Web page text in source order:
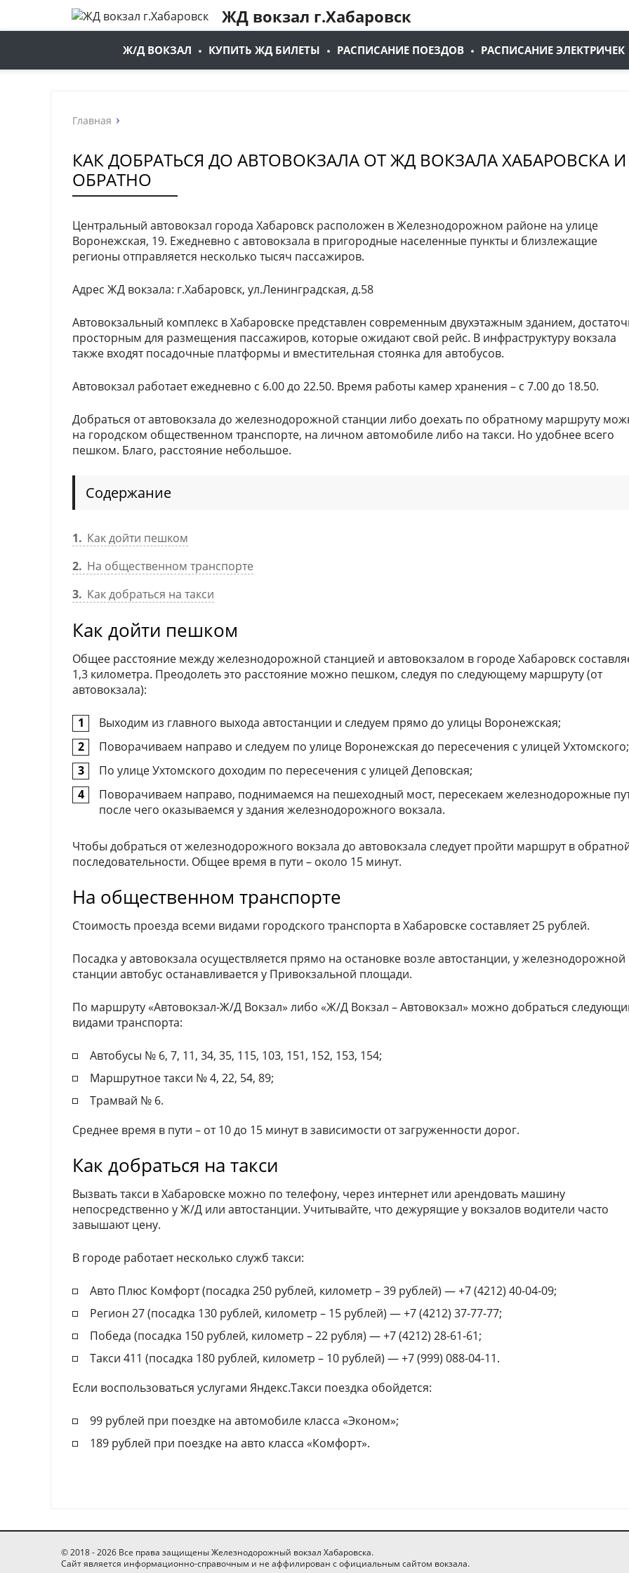
ЖД вокзал г.Хабаровск
Ж/Д ВОКЗАЛ КУПИТЬ ЖД БИЛЕТЫ РАСПИСАНИЕ ПОЕЗДОВ РАСПИСАНИЕ ЭЛЕКТРИЧЕК
Главная
КАК ДОБРАТЬСЯ ДО АВТОВОКЗАЛА ОТ ЖД ВОКЗАЛА ХАБАРОВСКА И
ОБРАТНО
Центральный автовокзал города Хабаровск расположен в Железнодорожном районе на улице
Воронежская, 19. Ежедневно с автовокзала в пригородные населенные пункты и близлежащие
регионы отправляется несколько тысяч пассажиров.
Адрес ЖД вокзала: г.Хабаровск, ул.Ленинградская, д.58
Автовокзальный комплекс в Хабаровске представлен современным двухэтажным зданием,
просторным для размещения пассажиров, которые ожидают свой рейс. В инфраструктуру вокзала
также входят посадочные платформы и вместительная стоянка для автобусов.
Автовокзал работает ежедневно с 6.00 до 22.50. Время работы камер хранения – с 7.00 до 18.50.
Добраться от автовокзала до железнодорожной станции либо доехать по обратному маршруту
на городском общественном транспорте, на личном автомобиле либо на такси. Но удобнее всего
пешком. Благо, расстояние небольшое.
Содержание
1
Как дойти пешком
2 На общественном транспорте
3 Как добраться на такси
Как дойти пешком
Общее расстояние между железнодорожной станцией и автовокзалом в городе Хабаровск
1,3 километра. Преодолеть это расстояние можно пешком, следуя по следующему маршруту (от
автовокзала):
Выходим из главного выхода автостанции и следуем прямо до улицы Воронежская;
Поворачиваем направо и следуем по улице Воронежская до пересечения с улицей Ухтомского;
По улице Ухтомского доходим по пересечения с улицей Деповская;
Поворачиваем направо, поднимаемся на пешеходный мост, пересекаем железнодорожные
после чего оказываемся у здания железнодорожного вокзала.
Чтобы добраться от железнодорожного вокзала до автовокзала следует пройти маршрут в
последовательности. Общее время в пути – около 15 минут.
На общественном транспорте
Стоимость проезда всеми видами городского транспорта в Хабаровске составляет 25 рублей.
Посадка у автовокзала осуществляется прямо на остановке возле автостанции, у железнодорожной
станции автобус останавливается у Привокзальной площади.
По маршруту «Автовокзал-Ж/Д Вокзал» либо «Ж/Д Вокзал – Автовокзал» можно добраться
видами транспорта:
Автобусы № 6, 7, 11, 34, 35, 115, 103, 151, 152, 153, 154;
Маршрутное такси № 4, 22, 54, 89;
Трамвай № 6.
Среднее время в пути – от 10 до 15 минут в зависимости от загруженности дорог.
Как добраться на такси
Вызвать такси в Хабаровске можно по телефону, через интернет или арендовать машину
непосредственно у Ж/Д или автостанции. Учитывайте, что дежурящие у вокзалов водители часто
завышают цену.
В городе работает несколько служб такси:
Авто Плюс Комфорт (посадка 250 рублей, километр – 39 рублей) — +7 (4212) 40-04-09;
Регион 27 (посадка 130 рублей, километр – 15 рублей) — +7 (4212) 37-77-77;
Победа (посадка 150 рублей, километр – 22 рубля) — +7 (4212) 28-61-61;
Такси 411 (посадка 180 рублей, километр – 10 рублей) — +7 (999) 088-04-11.
Если воспользоваться услугами Яндекс.Такси поездка обойдется:
99 рублей при поездке на автомобиле класса «Эконом»;
189 рублей при поездке на авто класса «Комфорт».
© 2018 - 2026 Все права защищены Железнодорожный вокзал Хабаровска.
Сайт является информационно-справочным и не аффилирован с официальным сайтом вокзала.